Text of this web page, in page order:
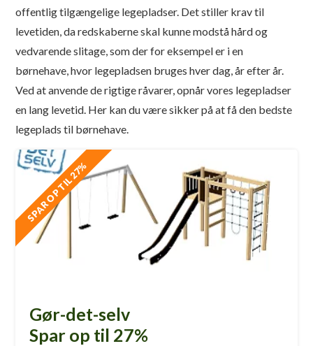
Gør-det-selv
Spar op til 27%
SPAR OP TIL 27%
offentlig tilgængelige legepladser. Det stiller krav til
levetiden, da redskaberne skal kunne modstå hård og
vedvarende slitage, som der for eksempel er i en
børnehave, hvor legepladsen bruges hver dag, år efter år.
Ved at anvende de rigtige råvarer, opnår vores legepladser
en lang levetid. Her kan du være sikker på at få den bedste
legeplads til børnehave.